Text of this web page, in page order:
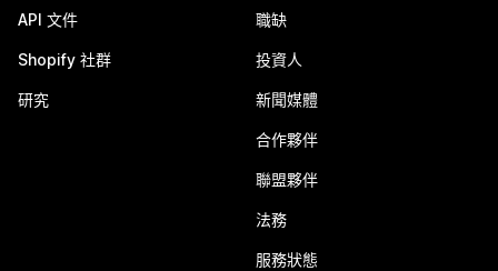
API 文件
Shopify 社群
研究
職缺
投資人
新聞媒體
合作夥伴
聯盟夥伴
法務
服務狀態